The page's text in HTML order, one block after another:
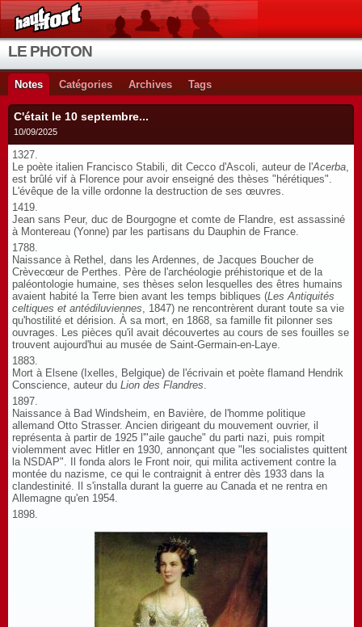
LE PHOTON
Notes Catégories Archives Tags
C'était le 10 septembre...
10/09/2025
1327.
Le poète italien Francisco Stabili, dit Cecco d'Ascoli, auteur de l'Acerba,
est brûlé vif à Florence pour avoir enseigné des thèses "hérétiques".
L'évêque de la ville ordonne la destruction de ses œuvres.
1419.
Jean sans Peur, duc de Bourgogne et comte de Flandre, est assassiné
à Montereau (Yonne) par les partisans du Dauphin de France.
1788.
Naissance à Rethel, dans les Ardennes, de Jacques Boucher de
Crèvecœur de Perthes. Père de l'archéologie préhistorique et de la
paléontologie humaine, ses thèses selon lesquelles des êtres humains
avaient habité la Terre bien avant les temps bibliques (Les Antiquités
celtiques et antédiluviennes, 1847) ne rencontrèrent durant toute sa vie
qu'hostilité et dérision. À sa mort, en 1868, sa famille fit pilonner ses
ouvrages. Les pièces qu'il avait découvertes au cours de ses fouilles se
trouvent aujourd'hui au musée de Saint-Germain-en-Laye.
1883.
Mort à Elsene (Ixelles, Belgique) de l'écrivain et poète flamand Hendrik
Conscience, auteur du Lion des Flandres.
1897.
Naissance à Bad Windsheim, en Bavière, de l'homme politique
allemand Otto Strasser. Ancien dirigeant du mouvement ouvrier, il
représenta à partir de 1925 l'"aile gauche" du parti nazi, puis rompit
violemment avec Hitler en 1930, annonçant que "les socialistes quittent
la NSDAP". Il fonda alors le Front noir, qui milita activement contre la
montée du nazisme, ce qui le contraignit à entrer dès 1933 dans la
clandestinité. Il s'installa durant la guerre au Canada et ne rentra en
Allemagne qu'en 1954.
1898.